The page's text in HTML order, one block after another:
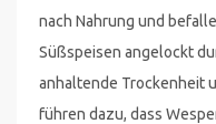
nach Nahrung und
Süßspeisen angelockt
anhaltende Trockenheit
führen dazu, dass